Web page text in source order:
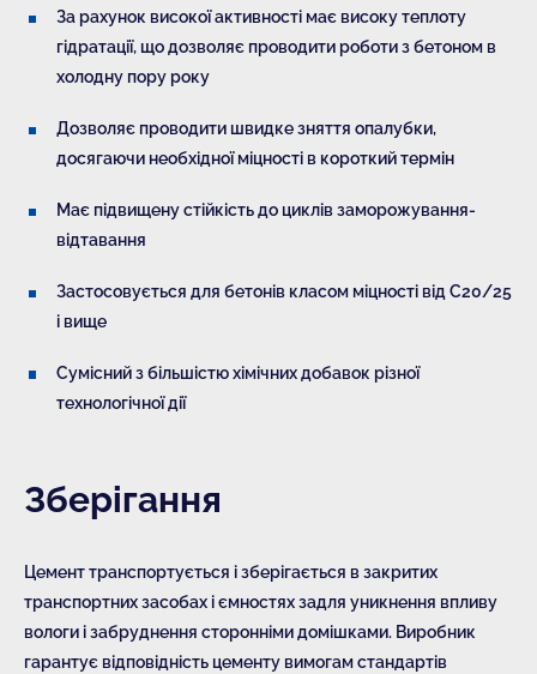
За рахунок високої активності має високу теплоту
гідратації, що дозволяє проводити роботи з бетоном в
холодну пору року
Дозволяє проводити швидке зняття опалубки,
досягаючи необхідної міцності в короткий термін
Має підвищену стійкість до циклів заморожування-
відтавання
Застосовується для бетонів класом міцності від C20/25
і вище
Сумісний з більшістю хімічних добавок різної
технологічної дії
Зберігання
Цемент транспортується і зберігається в закритих
транспортних засобах і ємностях задля уникнення впливу
вологи і забруднення сторонніми домішками. Виробник
гарантує відповідність цементу вимогам стандартів